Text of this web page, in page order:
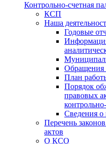
Контрольно-счетная
КСП
Наша
Годовые
Обращения
План
Порядок
правовых
Сведения о
Перечень
актов
О КСО